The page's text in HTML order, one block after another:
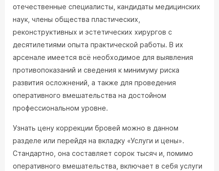
отечественные специалисты, кандидаты медицинских
наук, члены общества пластических,
реконструктивных и эстетических хирургов с
десятилетиями опыта практической работы. В их
арсенале имеется всё необходимое для выявления
противопоказаний и сведения к минимуму риска
развития осложнений, а также для проведения
оперативного вмешательства на достойном
профессиональном уровне.
Узнать цену коррекции бровей можно в данном
разделе или перейдя на вкладку «Услуги и цены».
Стандартно, она составляет сорок тысяч и, помимо
оперативного вмешательства, включает в себя услуги